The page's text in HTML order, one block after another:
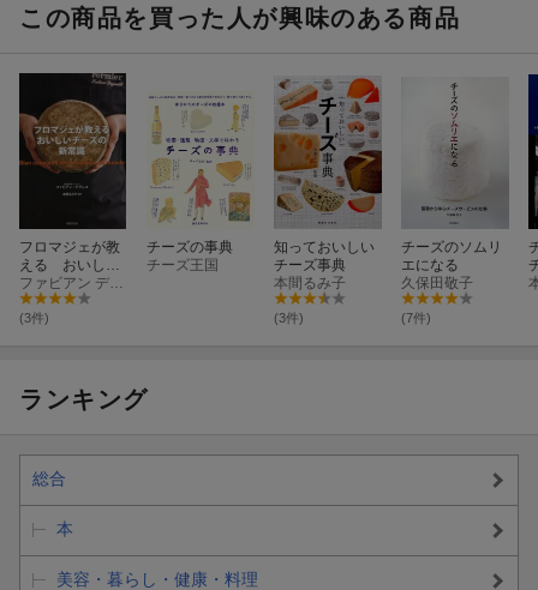
この商品を買った人が興味のある商品
フロマジェが教
える おいしい
チーズの新常識
(3件)
チーズの事典
チーズ王国
知っておいしい
チーズ事典
本間るみ子
(3件)
チーズのソムリ
エになる
久保田敬子
(7件)
ランキング
総合
本
美容・暮らし・健康・料理